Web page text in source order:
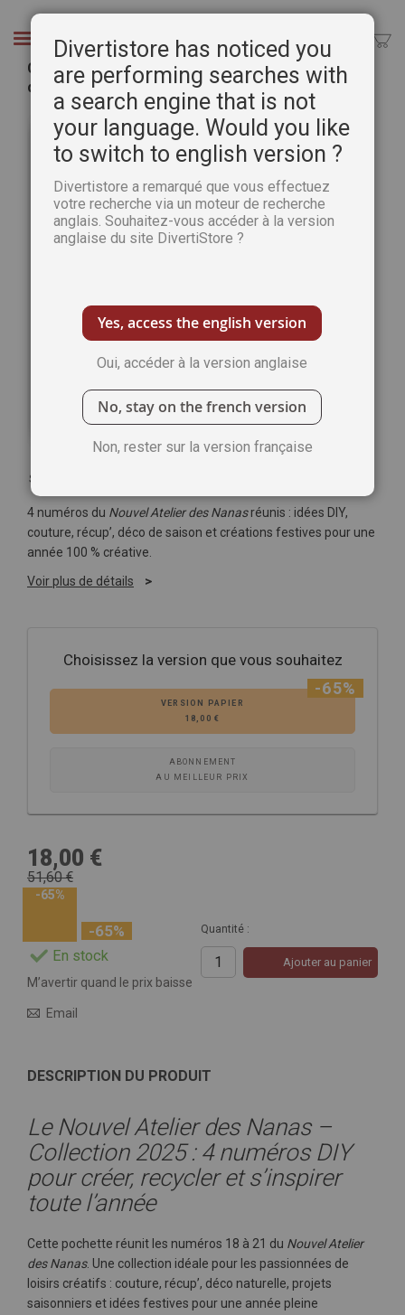
Chercher
Collection 2025 complète - LE NOUVEL ATELIER
des NANAS : 4 numéros collectors
galerie
d’images
Soyez le premier à commenter ce produit
4 numéros du Nouvel Atelier des Nanasréunis : idées DIY,
couture, récup’, déco de saison et créations festives pour une
année 100 % créative.
Voir plus de détails
Choisissez la version que vous souhaitez
VERSION PAPIER
18,00 €
-65%
ABONNEMENT
AU MEILLEUR PRIX
18,00 €
51,60 €
-65%
-65%
En stock
Quantité :
Ajouter au panier
M’avertir quand le prix baisse
Email
DESCRIPTION DU PRODUIT
Le Nouvel Atelier des Nanas –
Collection 2025 : 4 numéros DIY
pour créer, recycler et s’inspirer
toute l’année
Cette pochette réunit les numéros 18 à 21 du Nouvel Atelier
des Nanas. Une collection idéale pour les passionnées de
loisirs créatifs : couture, récup’, déco naturelle, projets
saisonniers et idées festives pour une année pleine
Divertistore has noticed you
are performing searches with
a search engine that is not
your language. Would you like
to switch to english version ?
Divertistore a remarqué que vous effectuez
votre recherche via un moteur de recherche
anglais. Souhaitez-vous accéder à la version
anglaise du site DivertiStore ?
Yes, access the english version
Oui, accéder à la version anglaise
No, stay on the french version
Non, rester sur la version française